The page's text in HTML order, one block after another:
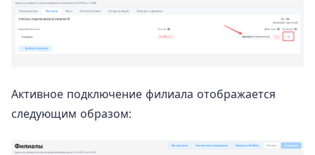
Активное подключение филиала отображается
следующим образом: